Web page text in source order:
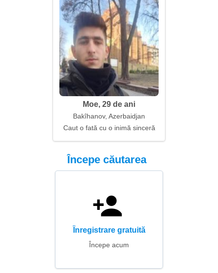
Moe, 29 de ani
Bakîhanov, Azerbaidjan
Caut o fată cu o inimă sinceră
Începe căutarea
Înregistrare gratuită
Începe acum